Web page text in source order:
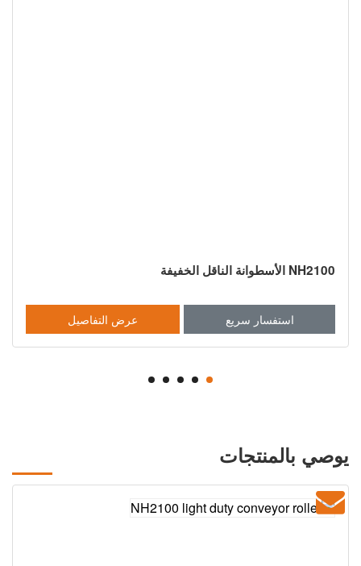
NH2100 الأسطوانة الناقل الخفيفة
استفسار سريع عرض التفاصيل
يوصي بالمنتجات